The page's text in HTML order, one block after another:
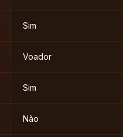
Sim
Voador
Sim
Não